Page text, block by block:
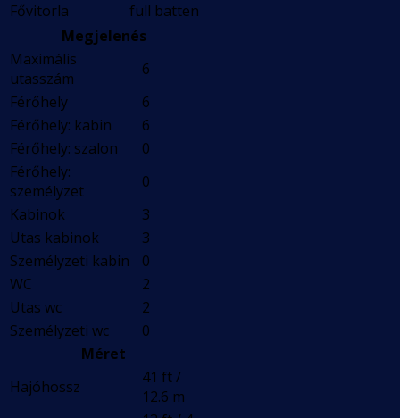
Fővitorla
full batten
Megjelenés
Maximális
utasszám
6
Férőhely
6
Férőhely: kabin
6
Férőhely: szalon
0
Férőhely:
személyzet
0
Kabinok
3
Utas kabinok
3
Személyzeti kabin
0
WC
2
Utas wc
2
Személyzeti wc
0
Méret
Hajóhossz
41 ft /
12.6 m